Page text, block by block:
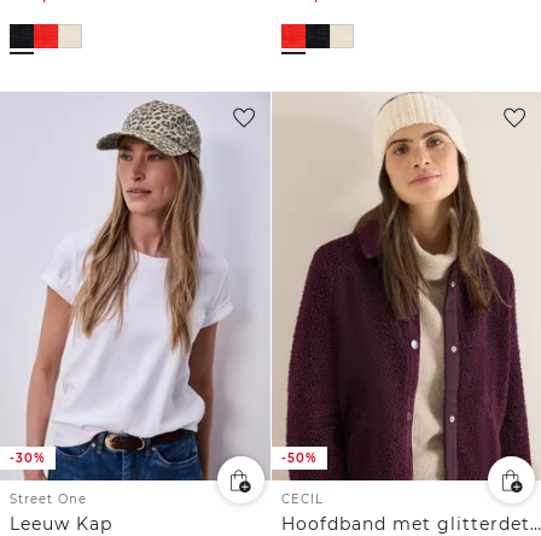
-30%
Street One
Leeuw Kap
-50%
CECIL
Hoofdband met glitterdetails